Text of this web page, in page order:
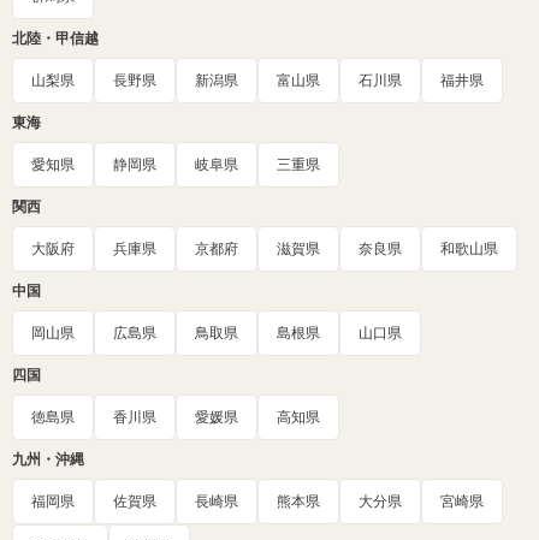
北陸・甲信越
山梨県 長野県 新潟県 富山県 石川県 福井県
東海
愛知県 静岡県 岐阜県 三重県
関西
大阪府 兵庫県 京都府 滋賀県 奈良県 和歌山県
中国
岡山県 広島県 鳥取県 島根県 山口県
四国
徳島県 香川県 愛媛県 高知県
九州・沖縄
福岡県 佐賀県 長崎県 熊本県 大分県 宮崎県